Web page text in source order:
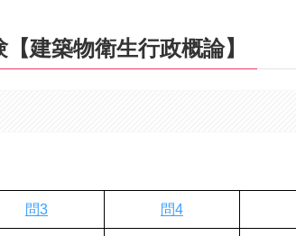
建築物衛生行政概論】
問3 問4